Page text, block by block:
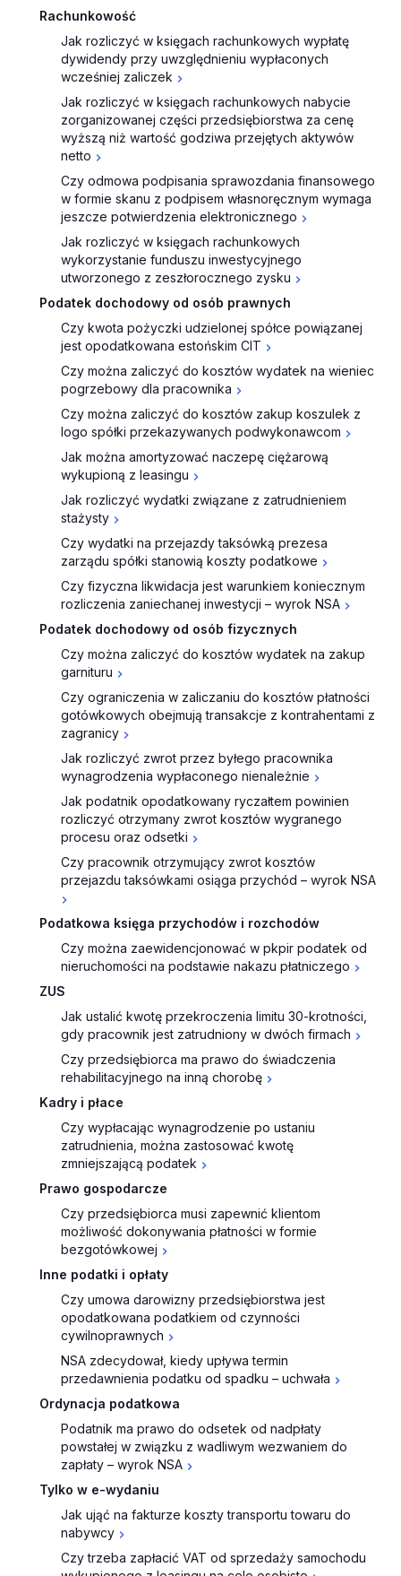
Rachunkowość
Jak rozliczyć w księgach rachunkowych wypłatę
dywidendy przy uwzględnieniu wypłaconych
wcześniej zaliczek
Jak rozliczyć w księgach rachunkowych nabycie
zorganizowanej części przedsiębiorstwa za cenę
wyższą niż wartość godziwa przejętych aktywów
netto
Czy odmowa podpisania sprawozdania finansowego
w formie skanu z podpisem własnoręcznym wymaga
jeszcze potwierdzenia elektronicznego
Jak rozliczyć w księgach rachunkowych
wykorzystanie funduszu inwestycyjnego
utworzonego z zeszłorocznego zysku
Podatek dochodowy od osób prawnych
Czy kwota pożyczki udzielonej spółce powiązanej
jest opodatkowana estońskim CIT
Czy można zaliczyć do kosztów wydatek na wieniec
pogrzebowy dla pracownika
Czy można zaliczyć do kosztów zakup koszulek z
logo spółki przekazywanych podwykonawcom
Jak można amortyzować naczepę ciężarową
wykupioną z leasingu
Jak rozliczyć wydatki związane z zatrudnieniem
stażysty
Czy wydatki na przejazdy taksówką prezesa
zarządu spółki stanowią koszty podatkowe
Czy fizyczna likwidacja jest warunkiem koniecznym
rozliczenia zaniechanej inwestycji – wyrok NSA
Podatek dochodowy od osób fizycznych
Czy można zaliczyć do kosztów wydatek na zakup
garnituru
Czy ograniczenia w zaliczaniu do kosztów płatności
gotówkowych obejmują transakcje z kontrahentami z
zagranicy
Jak rozliczyć zwrot przez byłego pracownika
wynagrodzenia wypłaconego nienależnie
Jak podatnik opodatkowany ryczałtem powinien
rozliczyć otrzymany zwrot kosztów wygranego
procesu oraz odsetki
Czy pracownik otrzymujący zwrot kosztów
przejazdu taksówkami osiąga przychód – wyrok NSA
Podatkowa księga przychodów i rozchodów
Czy można zaewidencjonować w pkpir podatek od
nieruchomości na podstawie nakazu płatniczego
ZUS
Jak ustalić kwotę przekroczenia limitu 30-krotności,
gdy pracownik jest zatrudniony w dwóch firmach
Czy przedsiębiorca ma prawo do świadczenia
rehabilitacyjnego na inną chorobę
Kadry i płace
Czy wypłacając wynagrodzenie po ustaniu
zatrudnienia, można zastosować kwotę
zmniejszającą podatek
Prawo gospodarcze
Czy przedsiębiorca musi zapewnić klientom
możliwość dokonywania płatności w formie
bezgotówkowej
Inne podatki i opłaty
Czy umowa darowizny przedsiębiorstwa jest
opodatkowana podatkiem od czynności
cywilnoprawnych
NSA zdecydował, kiedy upływa termin
przedawnienia podatku od spadku – uchwała
Ordynacja podatkowa
Podatnik ma prawo do odsetek od nadpłaty
powstałej w związku z wadliwym wezwaniem do
zapłaty – wyrok NSA
Tylko w e-wydaniu
Jak ująć na fakturze koszty transportu towaru do
nabywcy
Czy trzeba zapłacić VAT od sprzedaży samochodu